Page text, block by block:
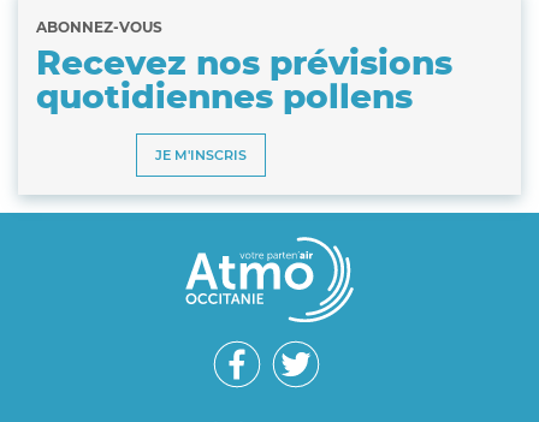
ABONNEZ-VOUS
Recevez nos prévisions
quotidiennes pollens
JE M'INSCRIS
Réseaux
sociaux